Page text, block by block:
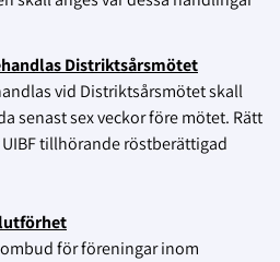
Distriktsårsmötet
vid Distriktsårsmötet skall
senast sex veckor före mötet. Rätt
tillhörande röstberättigad
för föreningar inom